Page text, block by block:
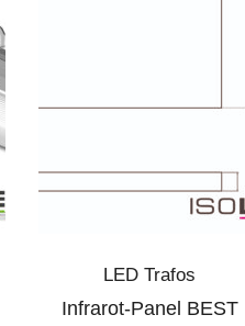
LED Trafos
Infrarot-Panel BEST